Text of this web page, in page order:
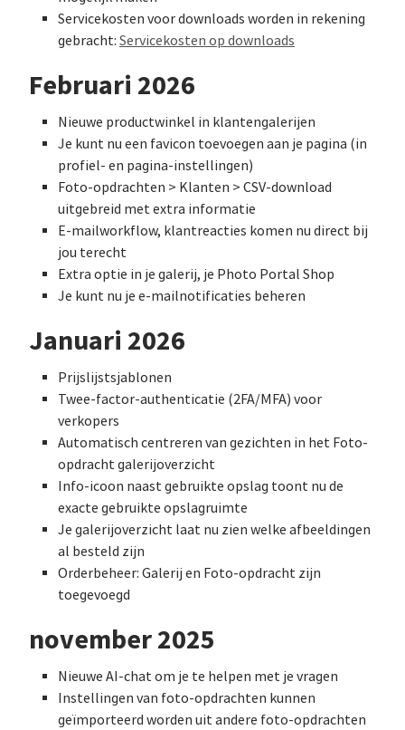
Servicekosten voor downloads worden in rekening
gebracht: Servicekosten op downloads
Februari 2026
Nieuwe productwinkel in klantengalerijen
Je kunt nu een favicon toevoegen aan je pagina (in
profiel- en pagina-instellingen)
Foto-opdrachten > Klanten > CSV-download
uitgebreid met extra informatie
E-mailworkflow, klantreacties komen nu direct bij
jou terecht
Extra optie in je galerij, je Photo Portal Shop
Je kunt nu je e-mailnotificaties beheren
Januari 2026
Prijslijstsjablonen
Twee-factor-authenticatie (2FA/MFA) voor
verkopers
Automatisch centreren van gezichten in het Foto-
opdracht galerijoverzicht
Info-icoon naast gebruikte opslag toont nu de
exacte gebruikte opslagruimte
Je galerijoverzicht laat nu zien welke afbeeldingen
al besteld zijn
Orderbeheer: Galerij en Foto-opdracht zijn
toegevoegd
november 2025
Nieuwe AI-chat om je te helpen met je vragen
Instellingen van foto-opdrachten kunnen
geïmporteerd worden uit andere foto-opdrachten